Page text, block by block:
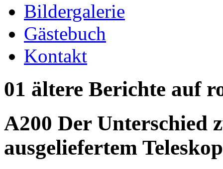
Bildergalerie
Gästebuch
Kontakt
01 ältere Berichte auf
A200 Der Unterschied
ausgeliefertem